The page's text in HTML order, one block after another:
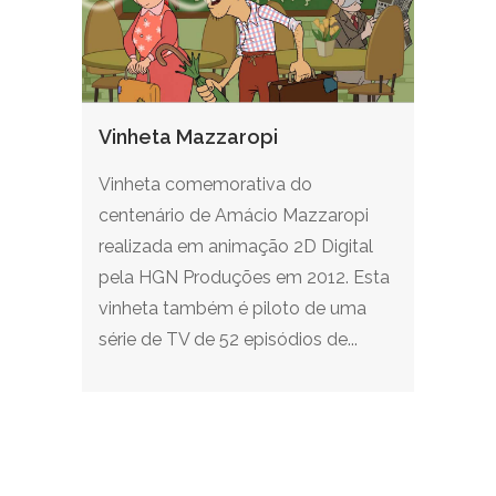
Vinheta Mazzaropi
Vinheta comemorativa do
centenário de Amácio Mazzaropi
realizada em animação 2D Digital
pela HGN Produções em 2012. Esta
vinheta também é piloto de uma
série de TV de 52 episódios de...